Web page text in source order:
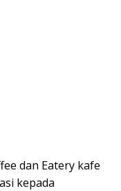
dan Eatery kafe
kepada